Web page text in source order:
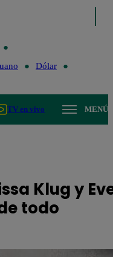
Dólar
TV en vivo MENÚ
Klug y
todo